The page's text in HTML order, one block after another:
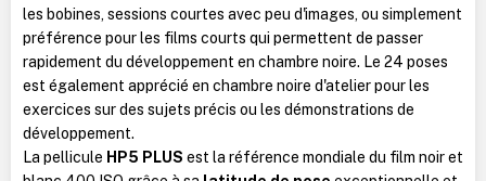
les bobines, sessions courtes avec peu d'images, ou simplement
préférence pour les films courts qui permettent de passer
rapidement du développement en chambre noire. Le 24 poses
est également apprécié en chambre noire d'atelier pour les
exercices sur des sujets précis ou les démonstrations de
développement.
La pellicule HP5 PLUS est la référence mondiale du film noir et